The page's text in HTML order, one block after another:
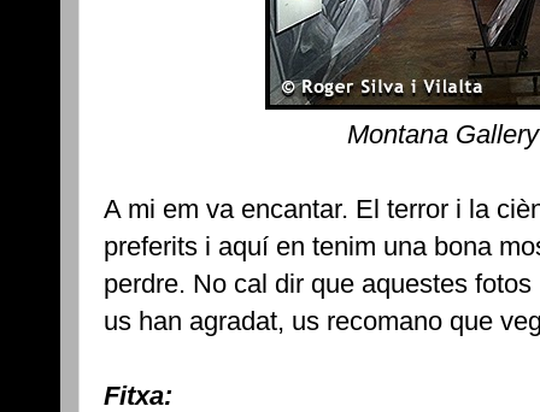
Montana
A mi em va encantar. El terror i la
preferits i aquí en tenim una bona
perdre. No cal dir que aquestes
us han agradat, us recomano que
Fitxa: